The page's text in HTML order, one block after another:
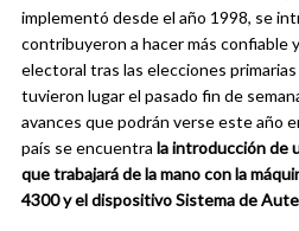
implementó desde el año 1998, se
contribuyeron a hacer más confiable
electoral tras las elecciones
tuvieron lugar el pasado fin de
avances que podrán verse este año
país se encuentra la introducción de
que trabajará de la mano con la
4300 y el dispositivo Sistema de